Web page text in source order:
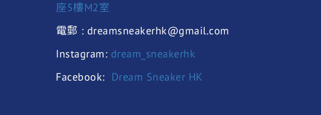
座5樓M2室
電郵 : dreamsneakerhk@gmail.com
Instagram: dream_sneakerhk
Facebook: Dream Sneaker HK